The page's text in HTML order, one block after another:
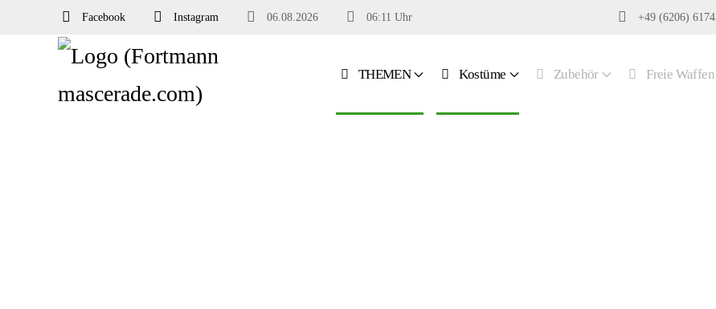
Facebook Instagram 06.08.2026 06:11 Uhr +49 (6206) 6174
THEMEN Kostüme Zubehör Freie Waffen